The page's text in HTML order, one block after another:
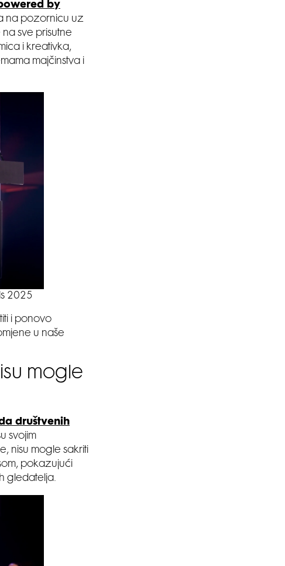
by
na pozornicu uz
sve prisutne
i kreativka,
majčinstva i
2025
i ponovo
u naše
mogle
društvenih
svojim
nisu mogle sakriti
pokazujući
gledatelja.